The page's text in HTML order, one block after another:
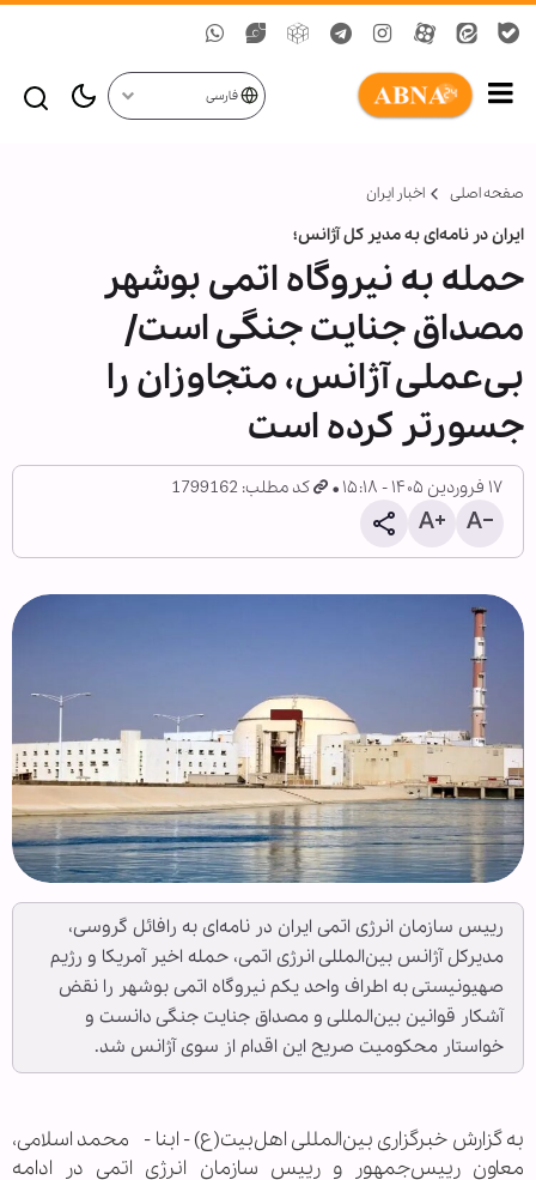
فارسی
صفحه اصلی اخبار ایران
ایران در نامه‌ای به مدیر کل آژانس؛
حمله به نیروگاه اتمی بوشهر
مصداق جنایت جنگی است/
بی‌عملی آژانس، متجاوزان را
جسورتر کرده است
۱۷ فروردین ۱۴۰۵ - ۱۵:۱۸ کد مطلب: 1799162
رییس سازمان انرژی اتمی ایران در نامه‌ای به رافائل گروسی،
مدیرکل آژانس بین‌المللی انرژی اتمی، حمله اخیر آمریکا و رژیم
صهیونیستی به اطراف واحد یکم نیروگاه اتمی بوشهر را نقض
آشکار قوانین بین‌المللی و مصداق جنایت جنگی دانست و
خواستار محکومیت صریح این اقدام از سوی آژانس شد.
به گزارش خبرگزاری بین‌المللی اهل‌بیت(ع) - ابنا - محمد اسلامی،
معاون رییس‌جمهور و رییس سازمان انرژی اتمی در ادامه